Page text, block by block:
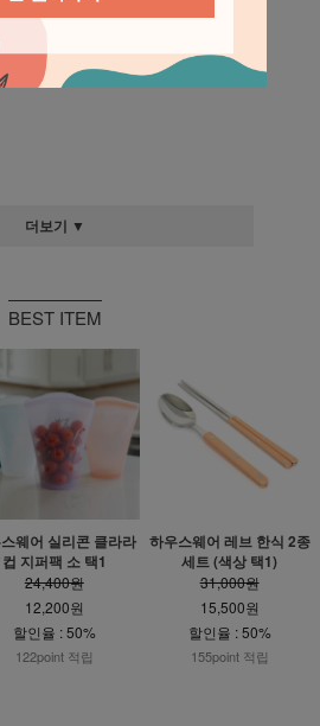
더보기 ▼
BEST ITEM
웨어 실리콘 클라라
컵 지퍼팩 소 택1
24,400원
12,200원
할인율 : 50%
122point 적립
하우스웨어 레브 한식 2종
세트 (색상 택1)
31,000원
15,500원
할인율 : 50%
155point 적립